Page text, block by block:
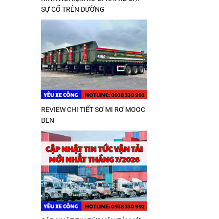
SỰ CỐ TRÊN ĐƯỜNG
REVIEW CHI TIẾT SƠ MI RƠ MOOC
BEN